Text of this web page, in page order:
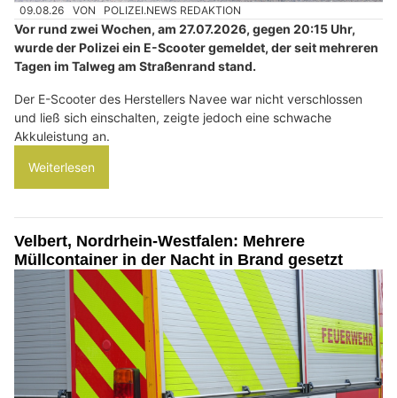
09.08.26 VON POLIZEI.NEWS REDAKTION
Vor rund zwei Wochen, am 27.07.2026, gegen 20:15 Uhr,
wurde der Polizei ein E-Scooter gemeldet, der seit mehreren
Tagen im Talweg am Straßenrand stand.
Der E-Scooter des Herstellers Navee war nicht verschlossen
und ließ sich einschalten, zeigte jedoch eine schwache
Akkuleistung an.
Weiterlesen
Velbert, Nordrhein-Westfalen: Mehrere
Müllcontainer in der Nacht in Brand gesetzt